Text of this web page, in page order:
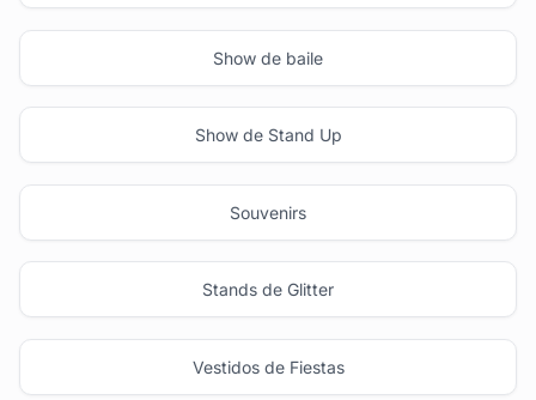
Show de baile
Show de Stand Up
Souvenirs
Stands de Glitter
Vestidos de Fiestas